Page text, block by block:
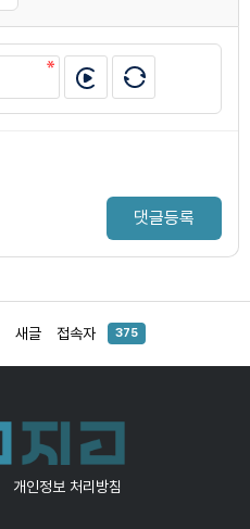
댓글등록
새글 접속자 375
개인정보 처리방침